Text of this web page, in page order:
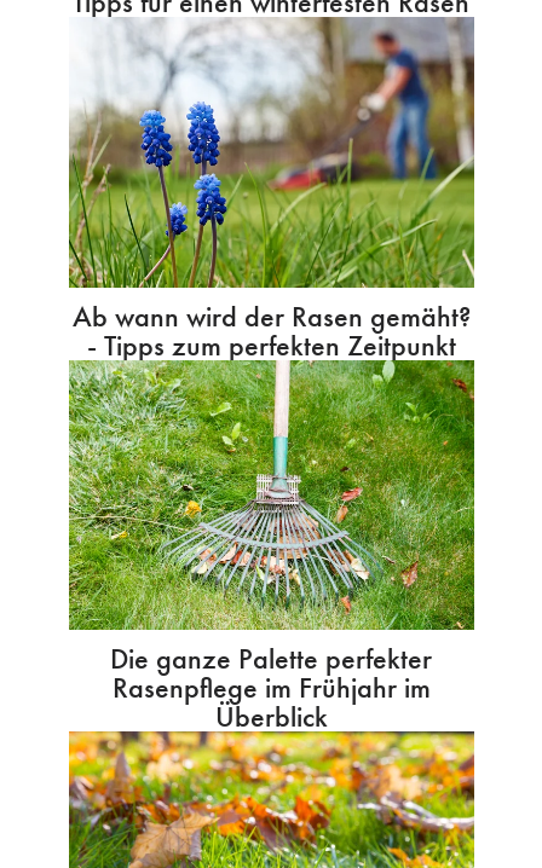
Ab wann wird der Rasen gemäht?
- Tipps zum perfekten Zeitpunkt
Die ganze Palette perfekter
Rasenpflege im Frühjahr im
Überblick